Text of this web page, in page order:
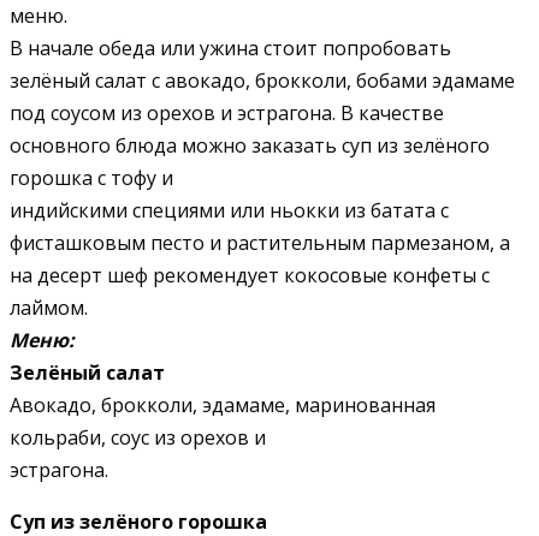
меню.
В начале обеда или ужина стоит попробовать
зелёный салат с авокадо, брокколи, бобами эдамаме
под соусом из орехов и эстрагона. В качестве
основного блюда можно заказать суп из зелёного
горошка с тофу и
индийскими специями или ньокки из батата с
фисташковым песто и растительным пармезаном, а
на десерт шеф рекомендует кокосовые конфеты с
лаймом.
Меню:
Зелёный салат
Авокадо, брокколи, эдамаме, маринованная
кольраби, соус из орехов и
эстрагона.
Суп из зелёного горошка